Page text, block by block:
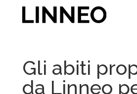
Gli abiti
da Linneo